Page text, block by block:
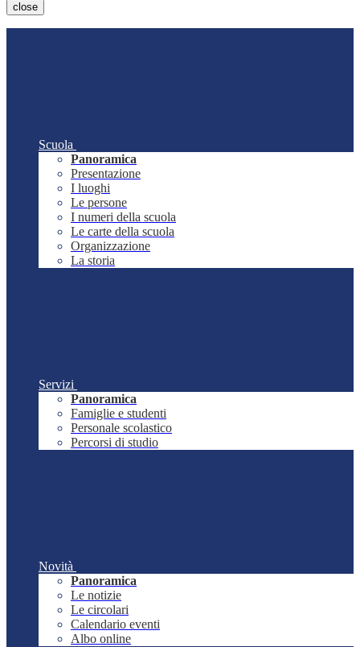
close
Scuola
Panoramica
Presentazione
I luoghi
Le persone
I numeri della scuola
Le carte della scuola
Organizzazione
La storia
Servizi
Panoramica
Famiglie e studenti
Personale scolastico
Percorsi di studio
Novità
Panoramica
Le notizie
Le circolari
Calendario eventi
Albo online